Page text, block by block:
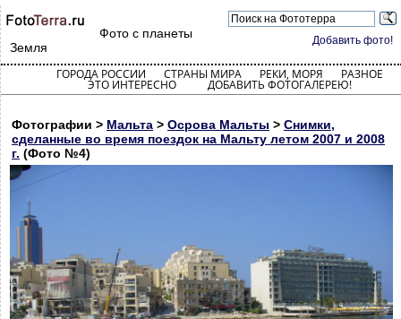
Добавить фото!
Фото с планеты
Земля
ГОРОДА РОССИИ СТРАНЫ МИРА РЕКИ, МОРЯ РАЗНОЕ
ЭТО ИНТЕРЕСНО ДОБАВИТЬ ФОТОГАЛЕРЕЮ!
Фотографии > Мальта > Осрова Мальты > Снимки,
сделанные во время поездок на Мальту летом 2007 и 2008
г. (Фото №4)